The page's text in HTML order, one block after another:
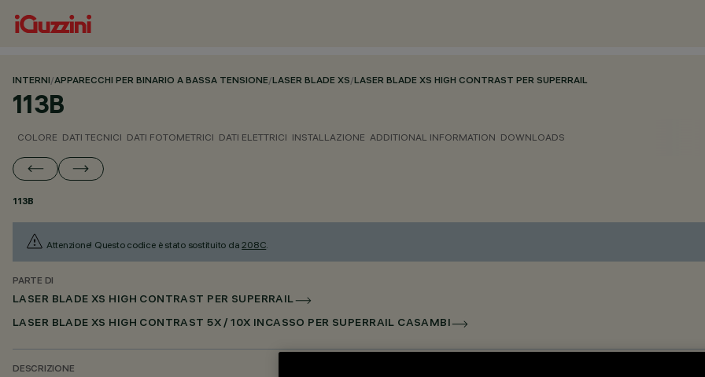
INTERNI/APPARECCHI PER BINARIO A BASSA TENSIONE/LASER BLADE XS/LASER BLADE XS HIGH CONTRAST PER SUPERRAIL
113B
COLORE DATI TECNICI DATI FOTOMETRICI DATI ELETTRICI INSTALLAZIONE ADDITIONAL INFORMATION DOWNLOADS
113B
Attenzione! Questo codice è stato sostituito da208C.
PARTE DI
LASER BLADE XS HIGH CONTRAST PER SUPERRAIL
LASER BLADE XS HIGH CONTRAST 5X / 10X INCASSO PER SUPERRAIL CASAMBI
DESCRIZIONE